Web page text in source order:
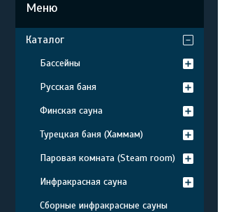
Каталог
Бассейны
Русская баня
Финская сауна
Турецкая баня (Хаммам)
Паровая комната (Steam room)
Инфракрасная сауна
Сборные инфракрасные сауны